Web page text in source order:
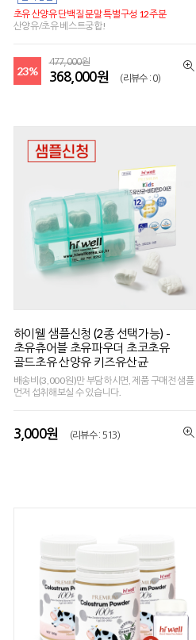
초유 산양유 단백질 분말 특별구성 12주분
산양유/초유 베스트궁합!
23%
477,000원
368,000원 (리뷰수 : 0)
하이웰 샘플신청 (2종 선택가능) -
초유츄어블 초유파우더 초코초유
골드초유 산양유 키즈유산균
배송비(3,000원)만 부담하시면, 제품 구매전 샘플
먼저 섭취해보실 수 있습니다.
3,000원 (리뷰수 : 513)